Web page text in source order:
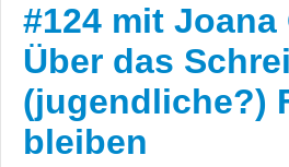
#124 mit Joana
Über das
(jugendliche?)
bleiben
#124 mit
Joana Osman
- Über das
Schreiben
und